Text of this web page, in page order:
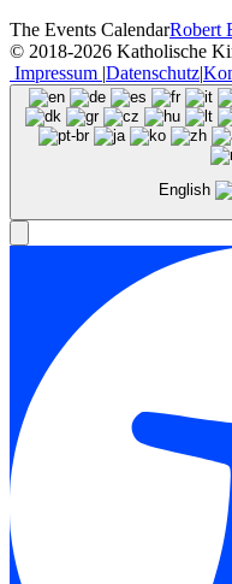
The Events CalendarRobert
© 2018-2026 Katholische
Impressum |Datenschutz|
English